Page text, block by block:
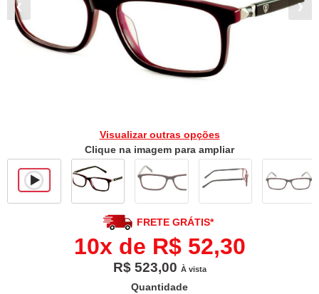
❮ ❯
Visualizar outras opções
Clique na imagem para ampliar
FRETE GRÁTIS*
10x de R$ 52,30
R$ 523,00 À vista
Quantidade